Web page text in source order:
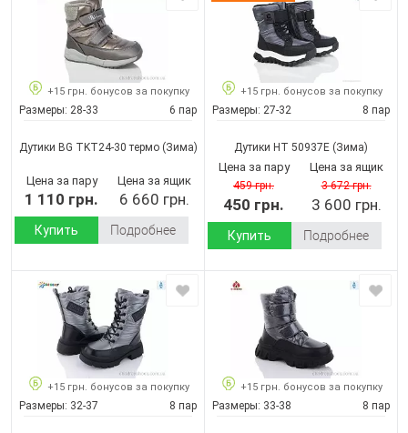
+15 грн. бонусов за покупку
Размеры: 28-33 6 пар
Дутики BG TKT24-30 термо(Зима)
Цена за пару
1 110 грн.
Цена за ящик
6 660 грн.
Купить Подробнее
+15 грн. бонусов за покупку
Размеры: 27-32 8 пар
Дутики HT 50937E (Зима)
Цена за пару
459 грн.
450 грн.
Цена за ящик
3 672 грн.
3 600 грн.
Купить Подробнее
+15 грн. бонусов за покупку
Размеры: 32-37 8 пар
+15 грн. бонусов за покупку
Размеры: 33-38 8 пар